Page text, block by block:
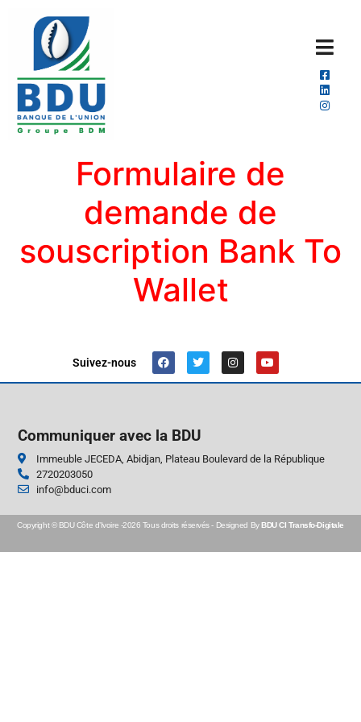
Formulaire de
demande de
souscription Bank To
Wallet
Suivez-nous
Communiquer avec la BDU
Immeuble JECEDA, Abidjan, Plateau Boulevard de la République
2720203050
info@bduci.com
Copyright © BDU Côte d’Ivoire -2026 Tous droits réservés - Designed ByBDU CI Transfo-Digitale